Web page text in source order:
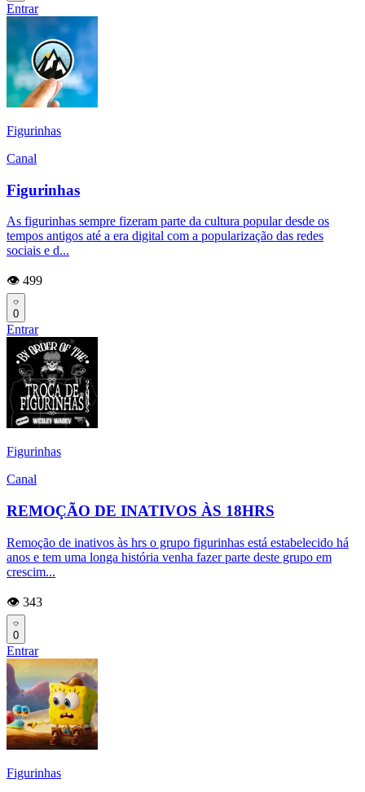
Entrar
Figurinhas
Canal
Figurinhas
As figurinhas sempre fizeram parte da cultura popular desde os
tempos antigos até a era digital com a popularização das redes
sociais e d...
👁️ 499
0
Entrar
Figurinhas
Canal
REMOÇÃO DE INATIVOS ÀS 18HRS
Remoção de inativos às hrs o grupo figurinhas está estabelecido há
anos e tem uma longa história venha fazer parte deste grupo em
crescim...
👁️ 343
0
Entrar
Figurinhas